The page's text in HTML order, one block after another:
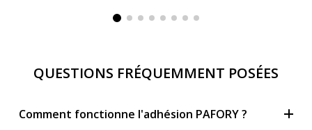
QUESTIONS FRÉQUEMMENT POSÉES
Comment fonctionne l'adhésion PAFORY ?